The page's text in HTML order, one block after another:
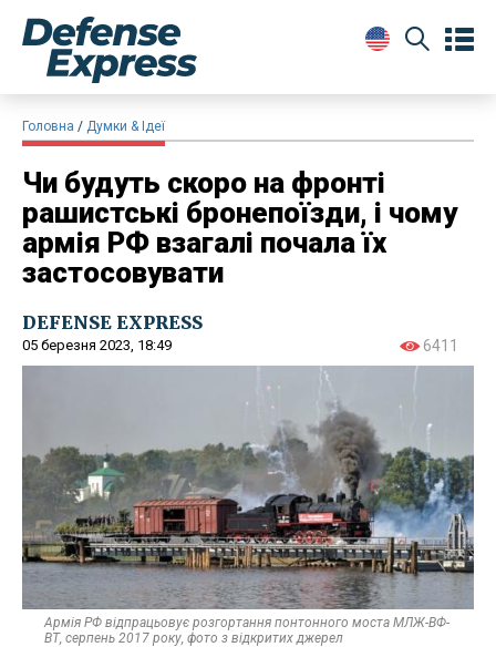
Головна Думки & Ідеї
Чи будуть скоро на фронті
рашистські бронепоїзди, і чому
армія РФ взагалі почала їх
застосовувати
DEFENSE EXPRESS
05 березня 2023, 18:49 6411
Армія РФ відпрацьовує розгортання понтонного моста МЛЖ-ВФ-
ВТ, серпень 2017 року, фото з відкритих джерел